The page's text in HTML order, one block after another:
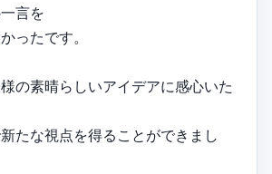
言を
ったです。
様の素晴らしいアイデアに感心いた
新たな視点を得ることができまし